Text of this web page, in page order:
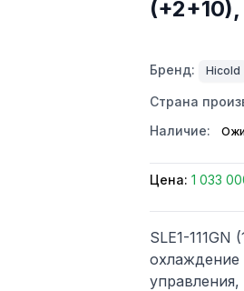
Бренд: Hicold
Страна
Наличие:
Цена: 1 033
SLE1-
охлаждение